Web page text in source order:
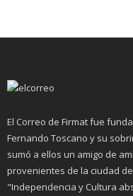
El Correo de Firmat fue
Fernando Toscano y su
sumó a ellos un amigo de
provenientes de la ciudad
"Independencia y Cultura